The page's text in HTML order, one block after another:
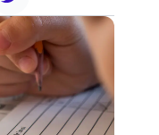
twitter